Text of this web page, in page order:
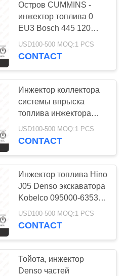
Остров CUMMINS -
инжектор топлива 0
EU3 Bosch 445 120
121, 0445120121
USD100-500 MOQ:1 PCS
CONTACT
Инжектор коллектора
системы впрыска
топлива инжектора
топлива Bosch
разделяет 0 445 120
USD100-500 MOQ:1 PCS
CONTACT
Инжектор топлива Hino
J05 Denso экскаватора
Kobelco 095000-6353
095000-6355
USD100-500 MOQ:1 PCS
CONTACT
Тойота, инжектор
Denso частей